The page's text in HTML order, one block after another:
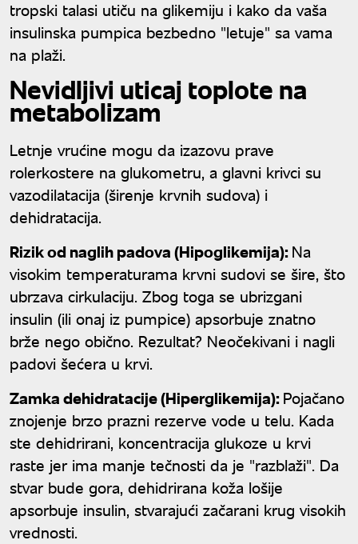
tropski talasi utiču na glikemiju i kako da vaša
insulinska pumpica bezbedno "letuje" sa vama
na plaži.
Nevidljivi uticaj toplote na
metabolizam
Letnje vrućine mogu da izazovu prave
rolerkostere na glukometru, a glavni krivci su
vazodilatacija (širenje krvnih sudova) i
dehidratacija.
Rizik od naglih padova (Hipoglikemija):Na
visokim temperaturama krvni sudovi se šire, što
ubrzava cirkulaciju. Zbog toga se ubrizgani
insulin (ili onaj iz pumpice) apsorbuje znatno
brže nego obično. Rezultat? Neočekivani i nagli
padovi šećera u krvi.
Zamka dehidratacije (Hiperglikemija):Pojačano
znojenje brzo prazni rezerve vode u telu. Kada
ste dehidrirani, koncentracija glukoze u krvi
raste jer ima manje tečnosti da je "razblaži". Da
stvar bude gora, dehidrirana koža lošije
apsorbuje insulin, stvarajući začarani krug visokih
vrednosti.